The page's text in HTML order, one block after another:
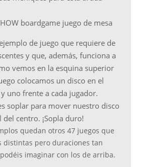
de juego que requiere de
y que, además, funciona a
vemos en la esquina superior
colocamos un disco en el
uno frente a cada jugador.
soplar para mover nuestro disco
centro. ¡Sopla duro!
quedan otros 47 juegos que
distintas pero duraciones tan
imaginar con los de arriba.